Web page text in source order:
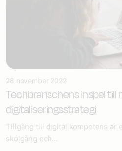
28 november 2022
Techbranschens inspel till
digitaliseringsstrategi
Tillgång till digital kompetens är
skolgång och...